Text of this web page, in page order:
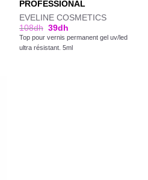
PROFESSIONAL
EVELINE COSMETICS
108dh 39dh
Top pour vernis permanent gel uv/led
ultra résistant. 5ml